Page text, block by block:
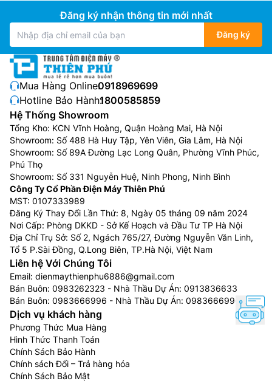
Đăng ký nhận thông tin mới nhất
Đăng ký
Mua Hàng Online:0918969699
Hotline Bảo Hành:1800585859
Hệ Thống Showroom
Tổng Kho: KCN Vĩnh Hoàng, Quận Hoàng Mai, Hà Nội
Showroom: Số 488 Hà Huy Tập, Yên Viên, Gia Lâm, Hà Nội
Showroom: Số 89A Đường Lạc Long Quân, Phường Vĩnh Phúc,
Phú Thọ
Showroom: Số 331 Nguyễn Huệ, Ninh Phong, Ninh Bình
Công Ty Cổ Phần Điện Máy Thiên Phú
MST: 0107333989
Đăng Ký Thay Đổi Lần Thứ: 8, Ngày 05 tháng 09 năm 2024
Nơi Cấp: Phòng DKKD - Sở Kế Hoạch và Đầu Tư TP Hà Nội
Địa Chỉ Trụ Sở: Số 2, Ngách 765/27, Đường Nguyễn Văn Linh,
Tổ 5 P.Sài Đồng, Q.Long Biên, TP.Hà Nội, Việt Nam
Liên hệ Với Chúng Tôi
Email: dienmaythienphu6886@gmail.com
Bán Buôn: 0983262323 - Nhà Thầu Dự Án: 0913836633
Bán Buôn: 0983666996 - Nhà Thầu Dự Án: 0983666996
Dịch vụ khách hàng
Phương Thức Mua Hàng
Hình Thức Thanh Toán
Chính Sách Bảo Hành
Chính sách Đổi – Trả hàng hóa
Chính Sách Bảo Mật